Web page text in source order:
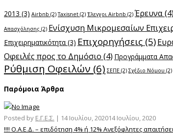
2013 (3) Airbnb (2) Taxisnet (2) Έλεγχοι Airbnb (2) Έρευνα
Απασχόλησης (2) Ενίσχυση Μικρομεσαίων
Επιχειρηματικότητα (3) Επιχορηγήσεις (5)
Οφειλές προς το Δημόσιο (4) Προγράμματα
Ρύθμιση Οφειλών (6) ΣΕΠΕ (2) Σχέδιο Νόμου (2)
Παρόμοια Άρθρα
Posted by Ε.Γ.Ε.Σ. | 14 Ιουλίου, 202014 Ιουλίου, 2020
!!!! Ο.Α.Ε.Δ. – επιδότηση 4% ή 12% Ανεξόφλητες